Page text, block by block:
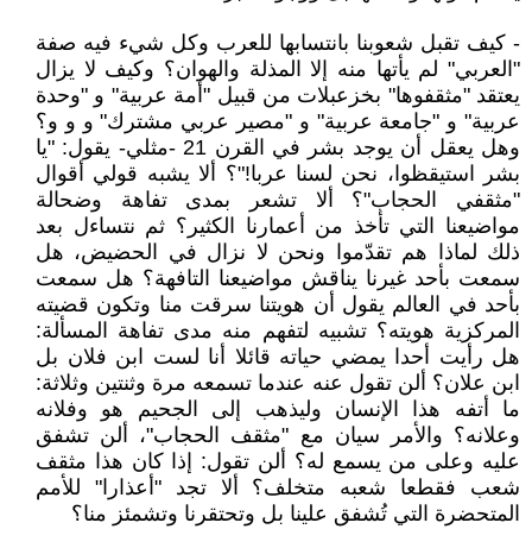
- كيف تقبل شعوبنا بانتسابها للعرب وكل شيء فيه صفة
"العربي" لم يأتها منه إلا المذلة والهوان؟ وكيف لا يزال
يعتقد "مثقفوها" بخزعبلات من قبيل "أمة عربية" و "وحدة
عربية" و "جامعة عربية" و "مصير عربي مشترك" و و و؟
وهل يعقل أن يوجد بشر في القرن 21 -مثلي- يقول: "يا
بشر استيقظوا، نحن لسنا عربا!"؟ ألا يشبه قولي أقوال
"مثقفي الحجاب"؟ ألا تشعر بمدى تفاهة وضحالة
مواضيعنا التي تأخذ من أعمارنا الكثير؟ ثم نتساءل بعد
ذلك لماذا هم تقدّموا ونحن لا نزال في الحضيض، هل
سمعت بأحد غيرنا يناقش مواضيعنا التافهة؟ هل سمعت
بأحد في العالم يقول أن هويتنا سرقت منا وتكون قضيته
المركزية هويته؟ تشبيه لتفهم منه مدى تفاهة المسألة:
هل رأيت أحدا يمضي حياته قائلا أنا لست ابن فلان بل
ابن علان؟ ألن تقول عنه عندما تسمعه مرة وثنتين وثلاثة:
ما أتفه هذا الإنسان وليذهب إلى الجحيم هو وفلانه
وعلانه؟ والأمر سيان مع "مثقف الحجاب"، ألن تشفق
عليه وعلى من يسمع له؟ ألن تقول: إذا كان هذا مثقف
شعب فقطعا شعبه متخلف؟ ألا تجد "أعذارا" للأمم
المتحضرة التي تُشفق علينا بل وتحتقرنا وتشمئز منا؟